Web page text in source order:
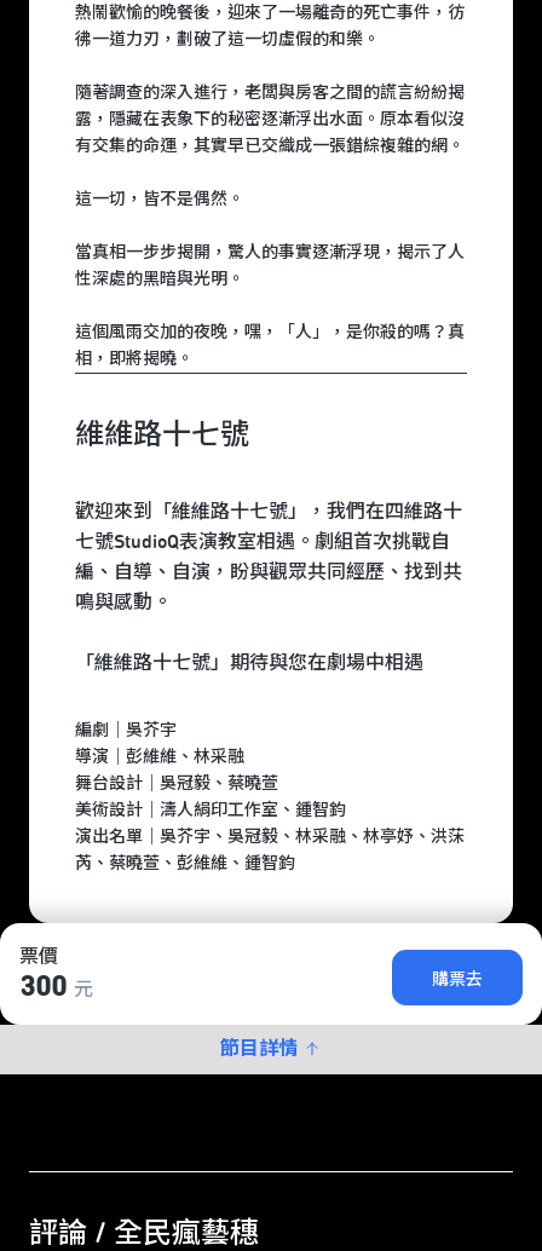
票價
300 元
購票去
節目詳情
熱鬧歡愉的晚餐後，迎來了一場離奇的死亡事件，彷
彿一道力刃，劃破了這一切虛假的和樂。
隨著調查的深入進行，老闆與房客之間的謊言紛紛揭
露，隱藏在表象下的秘密逐漸浮出水面。原本看似沒
有交集的命運，其實早已交織成一張錯綜複雜的網。
這一切，皆不是偶然。
當真相一步步揭開，驚人的事實逐漸浮現，揭示了人
性深處的黑暗與光明。
這個風雨交加的夜晚，嘿，「人」，是你殺的嗎？真
相，即將揭曉。
維維路十七號
歡迎來到「維維路十七號」，我們在四維路十
七號StudioQ表演教室相遇。劇組首次挑戰自
編、自導、自演，盼與觀眾共同經歷、找到共
鳴與感動。
「維維路十七號」期待與您在劇場中相遇
編劇｜吳芥宇
導演｜彭維維、林采融
舞台設計｜吳冠毅、蔡曉萱
美術設計｜濤人絹印工作室、鍾智鈞
演出名單｜吳芥宇、吳冠毅、林采融、林亭妤、洪莯
芮、蔡曉萱、彭維維、鍾智鈞
評論 / 全民瘋藝穗